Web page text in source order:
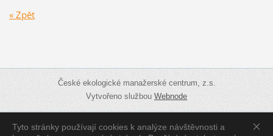
« Zpět
Tyto stránky používají cookies k analýze návštěvnosti a
České ekologické manažerské centrum, z.s.
Vytvořeno službouWebnode
Zobrazit:Mobilní verzi|Standardní verzi